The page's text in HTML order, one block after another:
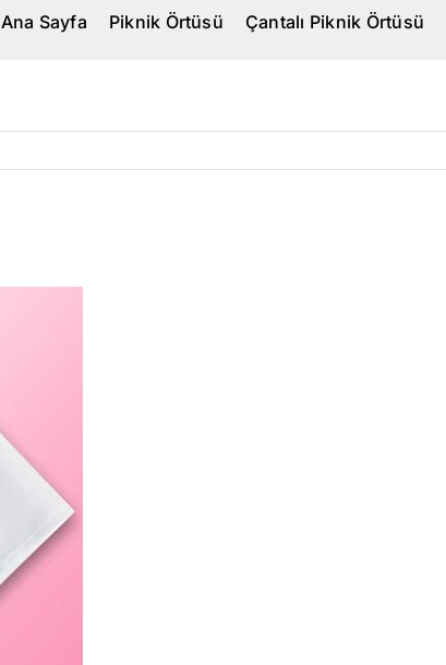
Ana Sayfa Piknik Örtüsü Çantalı Piknik Örtüsü